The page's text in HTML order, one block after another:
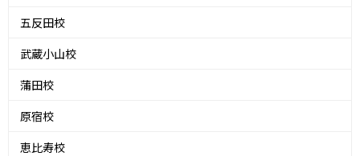
五反田校
武蔵小山校
蒲田校
原宿校
恵比寿校